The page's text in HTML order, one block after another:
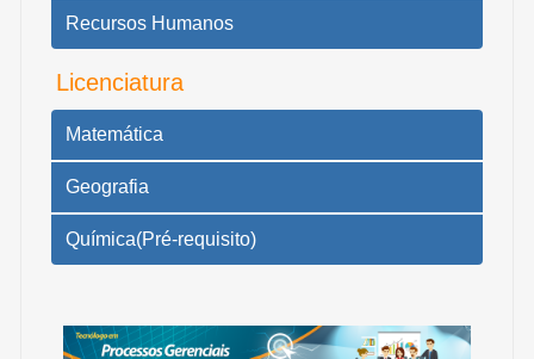
Recursos Humanos
Licenciatura
Matemática
Geografia
Química(Pré-requisito)